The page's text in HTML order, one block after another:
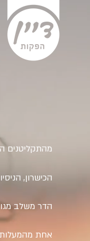
מהתקליטנים
הכישרון,
הדר משלב
אחת מהמעלות